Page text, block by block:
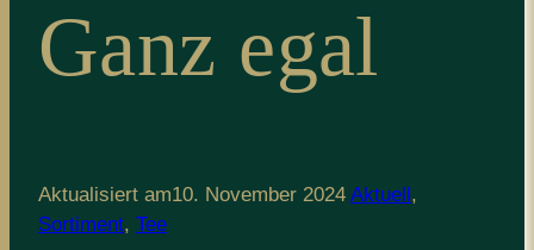
Ganz egal
Aktualisiert am10. November 2024 Aktuell,
Sortiment, Tee